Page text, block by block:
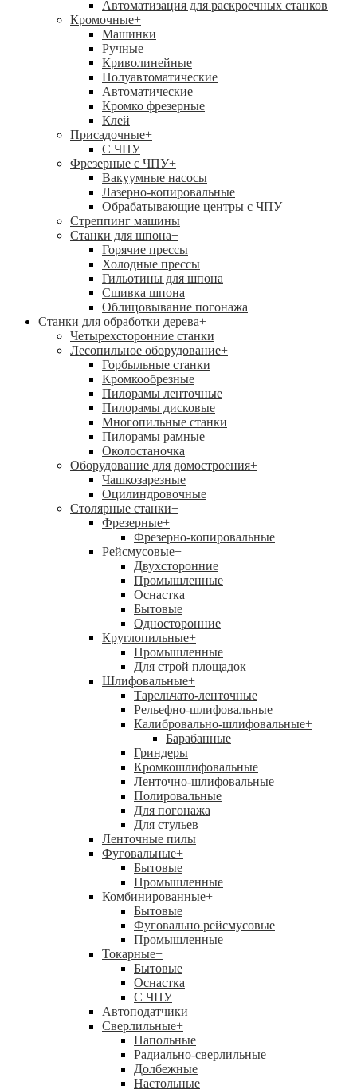
Автоматизация для раскроечных станков
Кромочные+
Машинки
Ручные
Криволинейные
Полуавтоматические
Автоматические
Кромко фрезерные
Клей
Присадочные+
С ЧПУ
Фрезерные с ЧПУ+
Вакуумные насосы
Лазерно-копировальные
Обрабатывающие центры с ЧПУ
Стреппинг машины
Станки для шпона+
Горячие прессы
Холодные прессы
Гильотины для шпона
Сшивка шпона
Облицовывание погонажа
Станки для обработки дерева+
Четырехсторонние станки
Лесопильное оборудование+
Горбыльные станки
Кромкообрезные
Пилорамы ленточные
Пилорамы дисковые
Многопильные станки
Пилорамы рамные
Околостаночка
Оборудование для домостроения+
Чашкозарезные
Оцилиндровочные
Столярные станки+
Фрезерные+
Фрезерно-копировальные
Рейсмусовые+
Двухсторонние
Промышленные
Оснастка
Бытовые
Односторонние
Круглопильные+
Промышленные
Для строй площадок
Шлифовальные+
Тарельчато-ленточные
Рельефно-шлифовальные
Калибровально-шлифовальные+
Барабанные
Гриндеры
Кромкошлифовальные
Ленточно-шлифовальные
Полировальные
Для погонажа
Для стульев
Ленточные пилы
Фуговальные+
Бытовые
Промышленные
Комбинированные+
Бытовые
Фуговально рейсмусовые
Промышленные
Токарные+
Бытовые
Оснастка
С ЧПУ
Автоподатчики
Сверлильные+
Напольные
Радиально-сверлильные
Долбежные
Настольные